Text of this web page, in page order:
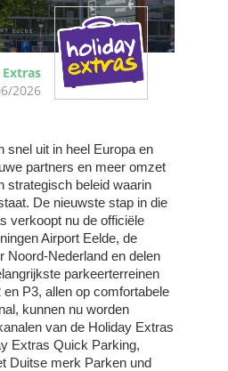
2026
snel uit in heel Europa en
partners en meer omzet
strategisch beleid waarin
De nieuwste stap in die
verkoopt nu de officiële
Airport Eelde, de
Noord-Nederland en delen
parkeerterreinen
P3, allen op comfortabele
kunnen nu worden
van de Holiday Extras
Extras Quick Parking,
Duitse merk Parken und